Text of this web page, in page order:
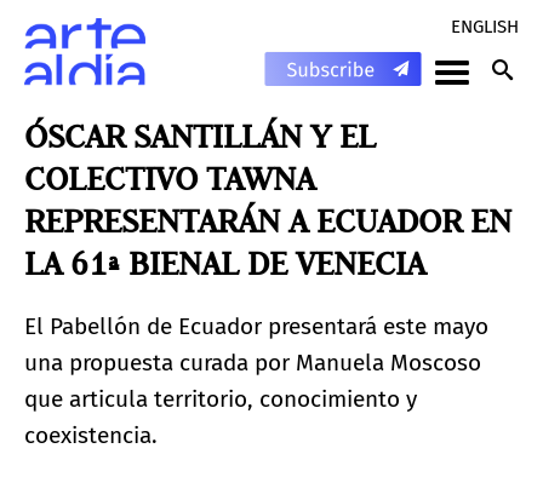
ENGLISH
ÓSCAR SANTILLÁN Y EL
COLECTIVO TAWNA
REPRESENTARÁN A ECUADOR EN
LA 61ª BIENAL DE VENECIA
El Pabellón de Ecuador presentará este mayo
una propuesta curada por Manuela Moscoso
que articula territorio, conocimiento y
coexistencia.